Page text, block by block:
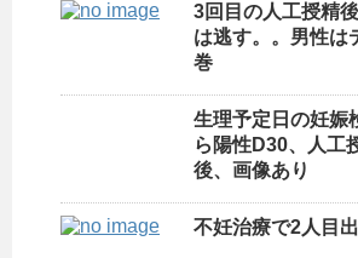
3回目の人工授精
は逃す。。男性は
巻
生理予定日の妊娠
ら陽性D30、人工
後、画像あり
不妊治療で2人目